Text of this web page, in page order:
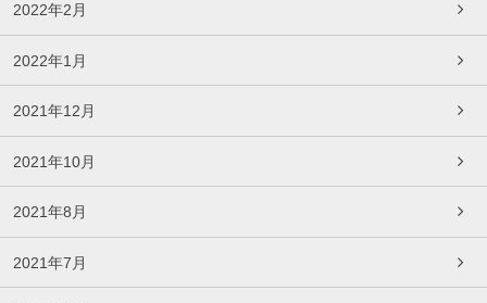
2022年2月
2022年1月
2021年12月
2021年10月
2021年8月
2021年7月